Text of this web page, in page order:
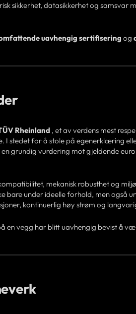
sikkerhet, datasikkerhet og samsvar
uavhengig sertifisering og
Rheinland , et av verdens mest
I stedet for å stole på egenerklæring
grundig vurdering mot gjeldende
mekanisk robusthet og
bare under ideelle forhold, men også
kontinuerlig høy strøm og
en vegg har blitt uavhengig bevist å